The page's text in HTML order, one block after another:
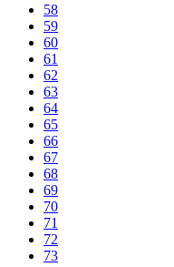
58
59
60
61
62
63
64
65
66
67
68
69
70
71
72
73